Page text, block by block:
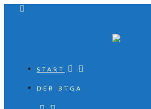
START
DER BTGA